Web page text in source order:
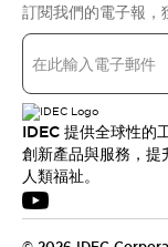
訂閱我們的電子報，
IDEC 提供全球性的
創新產品與服務，提
人類福祉。